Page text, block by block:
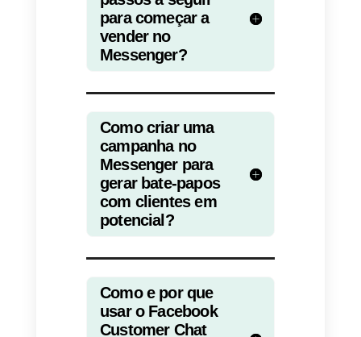
Saiba mais).
Uma vez iniciado o chat, tudo o
que você precisa fazer é
o cliente para a compra
produto. Para fazer isso, é
possível automatizar algumas
não todas) as etapas do
processo usando umchatbot
mas isso será abordado em um
próximo artigo.